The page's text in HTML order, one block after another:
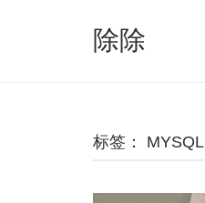
除除
标签： MYSQL
Open post